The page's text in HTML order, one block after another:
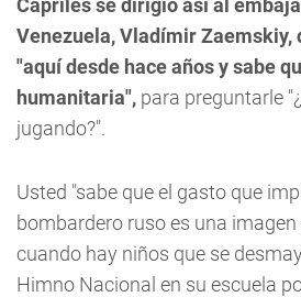
Capriles se dirigió así al
Venezuela, Vladímir Zaemskiy,
"aquí desde hace años y sabe
humanitaria", para preguntarle
jugando?".
Usted "sabe que el gasto que
bombardero ruso es una
cuando hay niños que se
Himno Nacional en su escuela